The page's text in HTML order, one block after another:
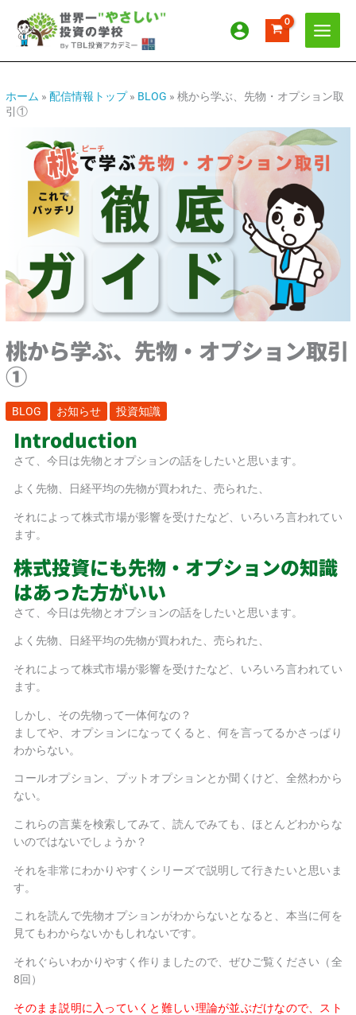
ス
ッ
プ
ホーム »配信情報トップ» BLOG »桃から学ぶ、先物・オプション取
引①
桃から学ぶ、先物・オプション取引
①
BLOG お知らせ 投資知識
Introduction
さて、今日は先物とオプションの話をしたいと思います。
よく先物、日経平均の先物が買われた、売られた、
それによって株式市場が影響を受けたなど、いろいろ言われてい
ます。
株式投資にも先物・オプションの知識
はあった方がいい
さて、今日は先物とオプションの話をしたいと思います。
よく先物、日経平均の先物が買われた、売られた、
それによって株式市場が影響を受けたなど、いろいろ言われてい
ます。
しかし、その先物って一体何なの？
ましてや、オプションになってくると、何を言ってるかさっぱり
わからない。
コールオプション、プットオプションとか聞くけど、全然わから
ない。
これらの言葉を検索してみて、読んでみても、ほとんどわからな
いのではないでしょうか？
それを非常にわかりやすくシリーズで説明して行きたいと思いま
す。
これを読んで先物オプションがわからないとなると、本当に何を
見てもわからないかもしれないです。
それぐらいわかりやすく作りましたので、ぜひご覧ください（全
8回）
そのまま説明に入っていくと難しい理論が並ぶだけなので、スト
ー
ブ
テ
ー